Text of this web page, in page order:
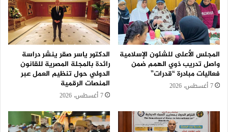
المجلس الأعلى للشئون الإسلامية
واصل تدريب ذوي الهمم ضمن
فعاليات مبادرة “قدرات”
7 أغسطس، 2026
الدكتور ياسر صقر ينشر دراسة
رائدة بالمجلة المصرية للقانون
الدولي حول تنظيم العمل عبر
المنصات الرقمية
7 أغسطس، 2026